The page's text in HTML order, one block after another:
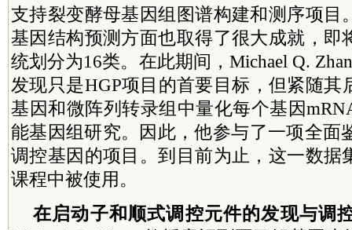
支持裂变酵母基因组图谱构建和测序项目
基因结构预测方面也取得了很大成就，即
统划分为16类。在此期间，Michael Q.
发现只是HGP项目的首要目标，但紧随其
基因和微阵列转录组中量化每个基因
能基因组研究。因此，他参与了一项全面
调控基因的项目。到目前为止，这一数据
课程中被使用。
在启动子和顺式调控元件的发现与调